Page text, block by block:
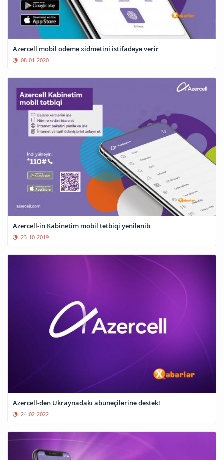
Azercell mobil ödəmə xidmətini istifadəyə verir
08-01-2020
Azercell-in Kabinetim mobil tətbiqi yenilənib
23-10-2019
Azercell-dən Ukraynadakı abunəçilərinə dəstək!
24-02-2022